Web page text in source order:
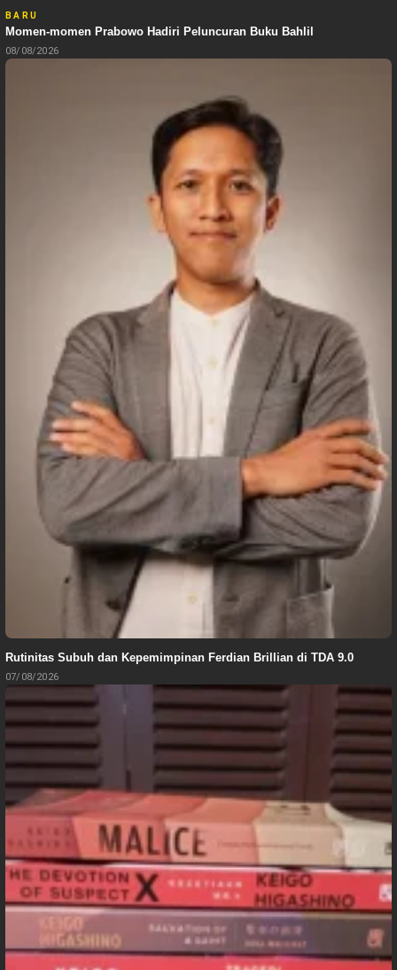
BARU
Momen-momen Prabowo Hadiri Peluncuran Buku Bahlil
08/08/2026
Rutinitas Subuh dan Kepemimpinan Ferdian Brillian di TDA 9.0
07/08/2026